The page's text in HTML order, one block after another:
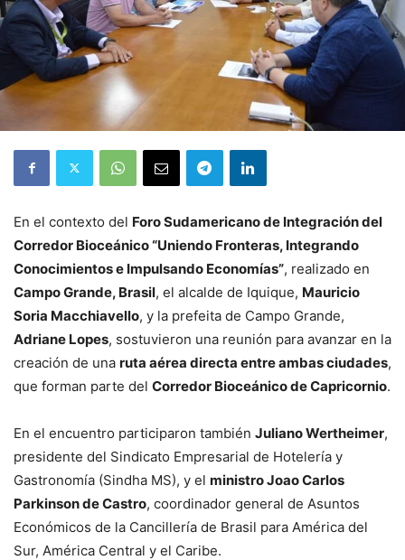
En el contexto del Foro Sudamericano de Integración del
Corredor Bioceánico “Uniendo Fronteras, Integrando
Conocimientos e Impulsando Economías”, realizado en
Campo Grande, Brasil, el alcalde de Iquique, Mauricio
Soria Macchiavello, y la prefeita de Campo Grande,
Adriane Lopes, sostuvieron una reunión para avanzar en la
creación de una ruta aérea directa entre ambas ciudades,
que forman parte del Corredor Bioceánico de Capricornio.
En el encuentro participaron también Juliano Wertheimer,
presidente del Sindicato Empresarial de Hotelería y
Gastronomía (Sindha MS), y el ministro Joao Carlos
Parkinson de Castro, coordinador general de Asuntos
Económicos de la Cancillería de Brasil para América del
Sur, América Central y el Caribe.